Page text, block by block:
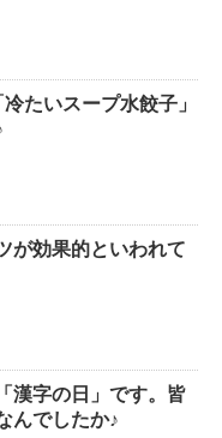
たいスープ水餃子」
が効果的といわれて
漢字の日」です。皆
んでしたか♪